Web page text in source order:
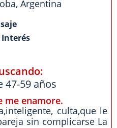
, Argentina
47-59 años
me enamore.
culta,que le
sin complicarse La